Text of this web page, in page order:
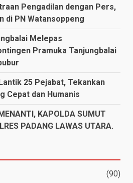
Pengadilan dengan Pers,
di PN Watansoppeng
Melepas
Pramuka Tanjungbalai
25 Pejabat, Tekankan
Cepat dan Humanis
KAPOLDA SUMUT
PADANG LAWAS UTARA.
(90)